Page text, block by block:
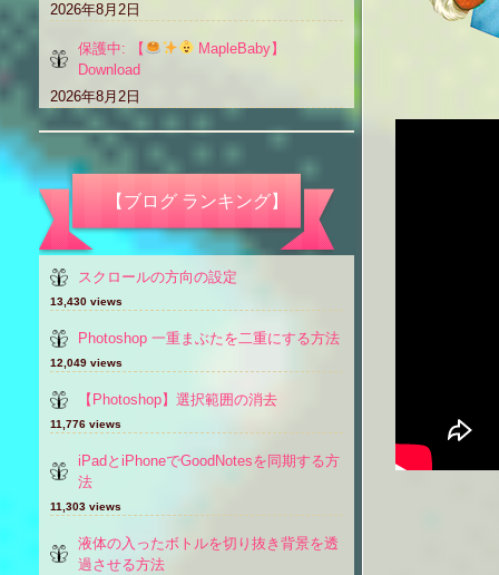
2026年8月2日
保護中: 【
MapleBaby】
Download
2026年8月2日
【ブログ ランキング】
スクロールの方向の設定
13,430 views
Photoshop 一重まぶたを二重にする方法
12,049 views
【Photoshop】選択範囲の消去
11,776 views
iPadとiPhoneでGoodNotesを同期する方
法
11,303 views
液体の入ったボトルを切り抜き背景を透
過させる方法